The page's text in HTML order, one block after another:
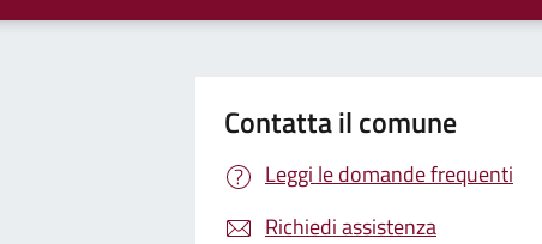
Contatta il comune
Leggi le domande frequenti
Richiedi assistenza